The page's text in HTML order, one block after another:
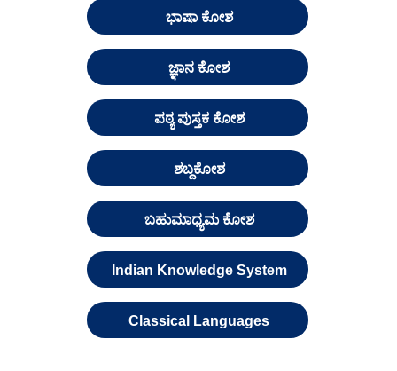
ಭಾಷಾ ಕೋಶ
ಜ್ಞಾನ ಕೋಶ
ಪಠ್ಯ ಪುಸ್ತಕ ಕೋಶ
ಶಬ್ದಕೋಶ
ಬಹುಮಾಧ್ಯಮ ಕೋಶ
Indian Knowledge System
Classical Languages